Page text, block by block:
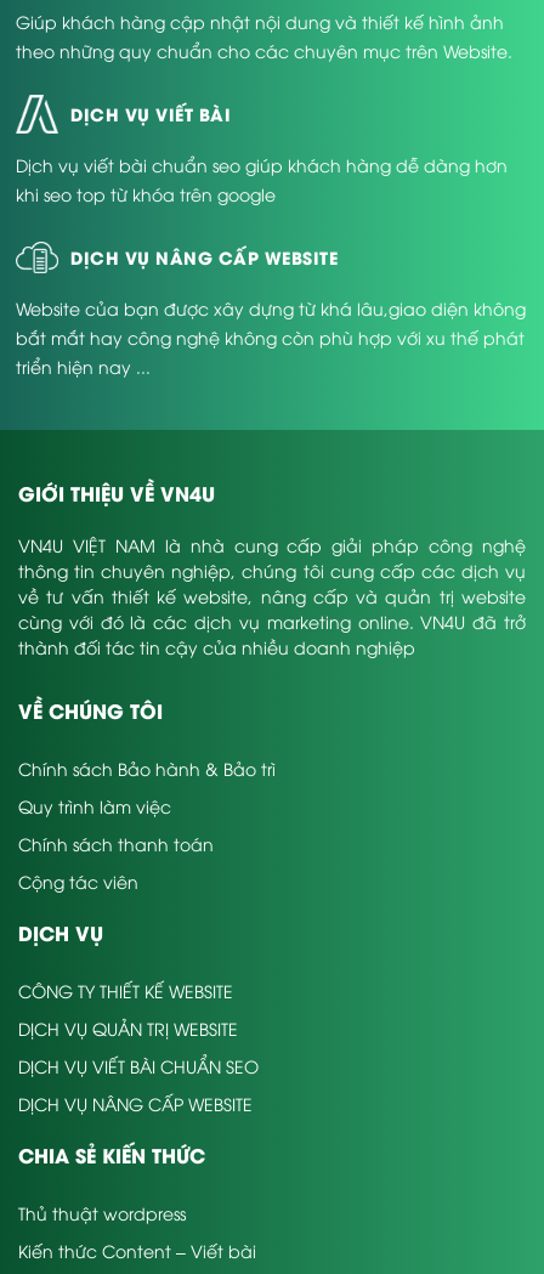
Giúp khách hàng cập nhật nội dung và thiết kế hình ảnh
theo những quy chuẩn cho các chuyên mục trên Website.
DỊCH VỤ VIẾT BÀI
Dịch vụ viết bài chuẩn seo giúp khách hàng dễ dàng hơn
khi seo top từ khóa trên google
DỊCH VỤ NÂNG CẤP WEBSITE
Website của bạn được xây dựng từ khá lâu,giao diện không
bắt mắt hay công nghệ không còn phù hợp với xu thế phát
triển hiện nay ...
GIỚI THIỆU VỀ VN4U
VN4U VIỆT NAM là nhà cung cấp giải pháp công nghệ
thông tin chuyên nghiệp, chúng tôi cung cấp các dịch vụ
về tư vấn thiết kế website, nâng cấp và quản trị website
cùng với đó là các dịch vụ marketing online. VN4U đã trở
thành đối tác tin cậy của nhiều doanh nghiệp
VỀ CHÚNG TÔI
Chính sách Bảo hành & Bảo trì
Quy trình làm việc
Chính sách thanh toán
Cộng tác viên
DỊCH VỤ
CÔNG TY THIẾT KẾ WEBSITE
DỊCH VỤ QUẢN TRỊ WEBSITE
DỊCH VỤ VIẾT BÀI CHUẨN SEO
DỊCH VỤ NÂNG CẤP WEBSITE
CHIA SẺ KIẾN THỨC
Thủ thuật wordpress
Kiến thức Content – Viết bài